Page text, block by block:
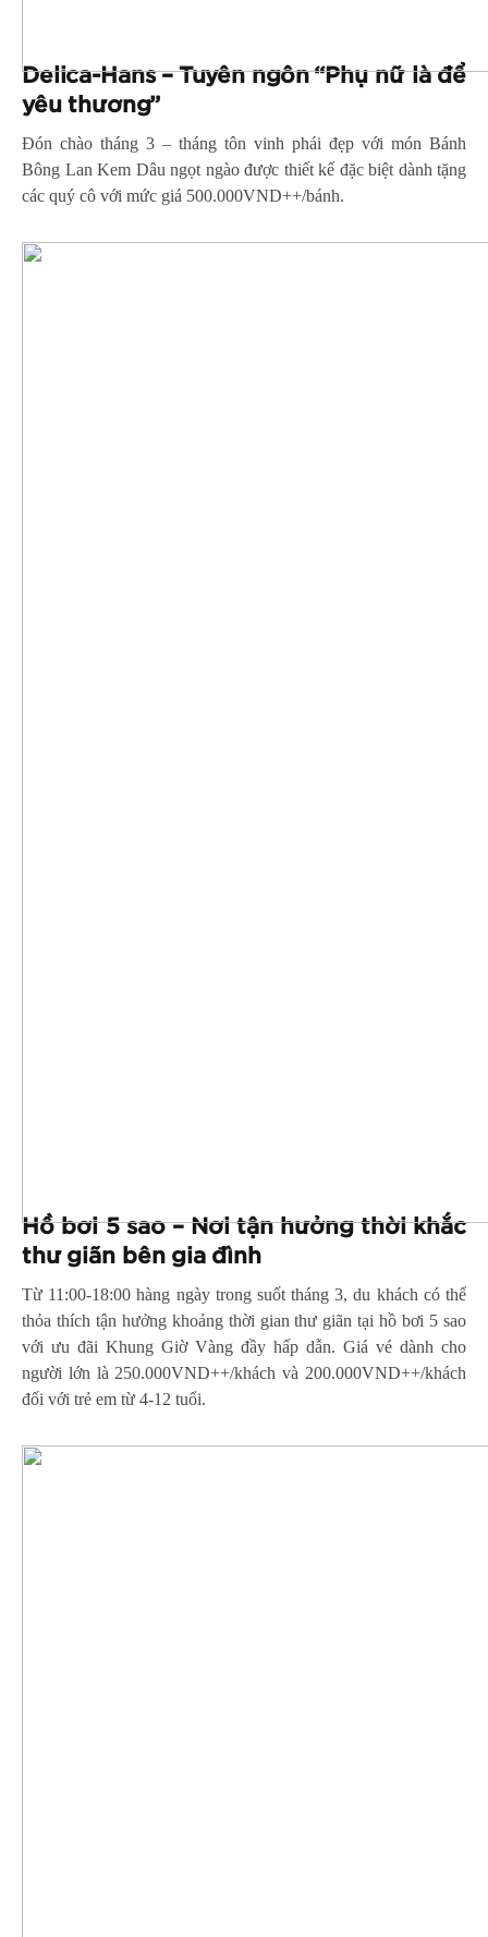
Delica-Hans – Tuyên ngôn “Phụ nữ là để
yêu thương”
Đón chào tháng 3 – tháng tôn vinh phái đẹp với món Bánh
Bông Lan Kem Dâu ngọt ngào được thiết kế đặc biệt dành tặng
các quý cô với mức giá 500.000VND++/bánh.
Hồ bơi 5 sao –Nơi tận hưởng thời khắc
thư giãn bên gia đình
Từ 11:00-18:00 hàng ngày trong suốt tháng 3, du khách có thể
thỏa thích tận hưởng khoảng thời gian thư giãn tại hồ bơi 5 sao
với ưu đãi Khung Giờ Vàng đầy hấp dẫn. Giá vé dành cho
người lớn là 250.000VND++/khách và 200.000VND++/khách
đối với trẻ em từ 4-12 tuổi.